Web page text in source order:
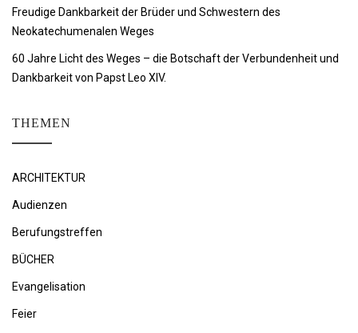
Freudige Dankbarkeit der Brüder und Schwestern des
Neokatechumenalen Weges
60 Jahre Licht des Weges – die Botschaft der Verbundenheit und
Dankbarkeit von Papst Leo XIV.
THEMEN
ARCHITEKTUR
Audienzen
Berufungstreffen
BÜCHER
Evangelisation
Feier